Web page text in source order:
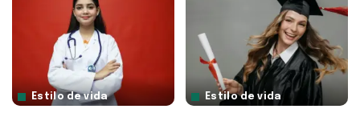
Estilo de vida Estilo de vida